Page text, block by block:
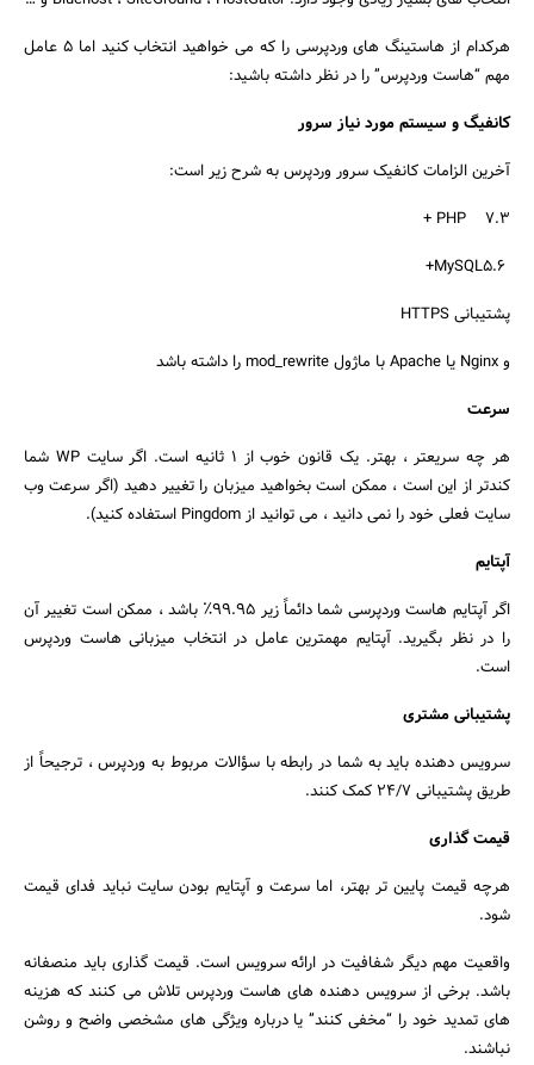
بانک، بیمه و سرمایه
هرکدام از هاستینگ های وردپرسی را که می خواهید انتخاب کنید اما 5 عامل
مهم “هاست وردپرس” را در نظر داشته باشید:
کانفیگ و سیستم مورد نیاز سرور
آخرین الزامات کانفیک سرور وردپرس به شرح زیر است:
PHP 7.3 +
پشتیبانی HTTPS
و Nginx یا Apache با ماژول mod_rewrite را داشته باشد
سرعت
هر چه سریعتر ، بهتر. یک قانون خوب از 1 ثانیه است. اگر سایت WP شما
کندتر از این است ، ممکن است بخواهید میزبان را تغییر دهید (اگر سرعت وب
سایت فعلی خود را نمی دانید ، می توانید از Pingdom استفاده کنید).
آپتایم
اگر آپتایم هاست وردپرسی شما دائماً زیر 99.95٪ باشد ، ممکن است تغییر آن
را در نظر بگیرید. آپتایم مهمترین عامل در انتخاب میزبانی هاست وردپرس
است.
پشتیبانی مشتری
سرویس دهنده باید به شما در رابطه با سؤالات مربوط به وردپرس ، ترجیحاً از
طریق پشتیبانی 24/7 کمک کنند.
قیمت گذاری
هرچه قیمت پایین تر بهتر، اما سرعت و آپتایم بودن سایت نباید فدای قیمت
شود.
واقعیت مهم دیگر شفافیت در ارائه سرویس است. قیمت گذاری باید منصفانه
باشد. برخی از سرویس دهنده های هاست وردپرس تلاش می کنند که هزینه
های تمدید خود را “مخفی کنند” یا درباره ویژگی های مشخصی واضح و روشن
نباشند.